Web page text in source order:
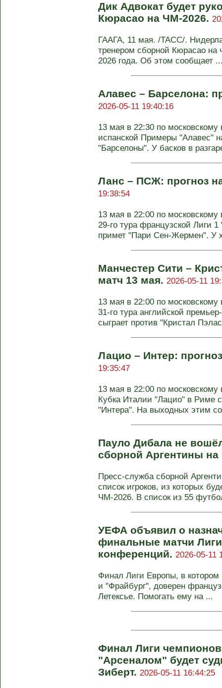
Дик Адвокат будет
Кюрасао на ЧМ-2026.
ГААГА, 11 мая. /ТАСС/.
тренером сборной Кюрасао
2026 года. Об этом сообщает
Алавес – Барселона:
2026-05-11 19:40:16
13 мая в 22:30 по московскому
испанской Примеры "Алавес"
"Барселоны". У басков в
Ланс – ПСЖ: прогноз
19:38:54
13 мая в 22:00 по
29-го тура французской Лиги
примет "Пари Сен-Жермен". У
Манчестер Сити –
матч 13 мая. 2026-05-11
13 мая в 22:00 по
31-го тура английской
сыграет против "Кристал
Лацио – Интер:
19:35:47
13 мая в 22:00 по
Кубка Италии "Лацио" в Риме
"Интера". На выходных этим
Пауло Дибала не
сборной Аргентины
Пресс-служба сборной
список игроков, из которых
ЧМ-2026. В список из 55
УЕФА объявил о
финальные матчи
конференций. 2026-05-11
Финал Лиги Европы, в котором
и "Фрайбург", доверен
Летексье. Помогать ему на ...
Финал Лиги
"Арсеналом" будет
Зиберт. 2026-05-11 16:44:25